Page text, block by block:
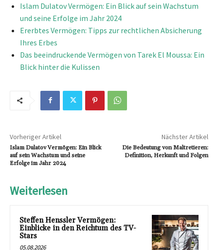
Islam Dulatov Vermögen: Ein Blick auf sein Wachstum
und seine Erfolge im Jahr 2024
Ererbtes Vermögen: Tipps zur rechtlichen Absicherung
Ihres Erbes
Das beeindruckende Vermögen von Tarek El Moussa: Ein
Blick hinter die Kulissen
Vorheriger Artikel
Islam Dulatov Vermögen: Ein Blick
auf sein Wachstum und seine
Erfolge im Jahr 2024
Nächster Artikel
Die Bedeutung von Maltretieren:
Definition, Herkunft und Folgen
Weiterlesen
Steffen Henssler Vermögen:
Einblicke in den Reichtum des TV-
Stars
05.08.2026